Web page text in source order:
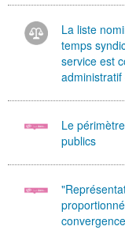
La liste
temps
service est
Le
publics